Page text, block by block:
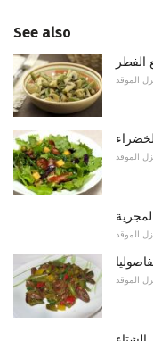
See also
الفطر
الموقد
الموقد
الموقد
الموقد